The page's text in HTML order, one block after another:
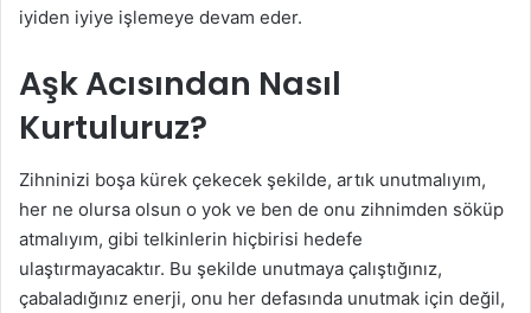
iyiden iyiye işlemeye devam eder.
Aşk Acısından Nasıl
Kurtuluruz?
Zihninizi boşa kürek çekecek şekilde, artık unutmalıyım,
her ne olursa olsun o yok ve ben de onu zihnimden söküp
atmalıyım, gibi telkinlerin hiçbirisi hedefe
ulaştırmayacaktır. Bu şekilde unutmaya çalıştığınız,
çabaladığınız enerji, onu her defasında unutmak için değil,